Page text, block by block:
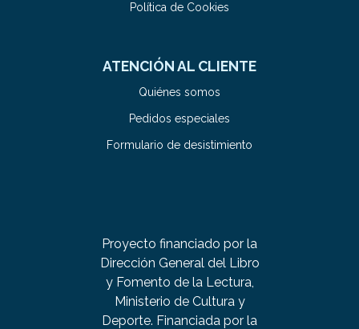
Política de Cookies
ATENCIÓN AL CLIENTE
Quiénes somos
Pedidos especiales
Formulario de desistimiento
Proyecto financiado por la
Dirección General del Libro
y Fomento de la Lectura,
Ministerio de Cultura y
Deporte. Financiada por la